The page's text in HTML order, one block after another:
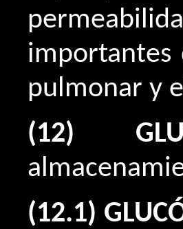
importantes
pulmonar y
(12)
(12.1)